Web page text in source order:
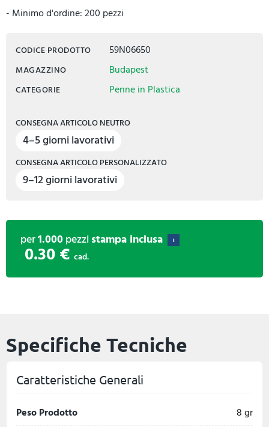
- Minimo d'ordine: 200 pezzi
CODICE PRODOTTO 59N06650
MAGAZZINO Budapest
CATEGORIE Penne in Plastica
CONSEGNA ARTICOLO NEUTRO
4–5 giorni lavorativi
CONSEGNA ARTICOLO PERSONALIZZATO
9–12 giorni lavorativi
per1.000pezzistampa inclusa i
0.30 € cad.
Specifiche Tecniche
Caratteristiche Generali
Peso Prodotto 8 gr